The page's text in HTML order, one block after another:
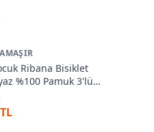
Ribana Bisiklet
%100 Pamuk 3'lü
06Ç